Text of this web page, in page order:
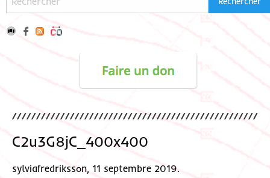
C2u3G8jC_400x400
sylviafredriksson, 11 septembre 2019.